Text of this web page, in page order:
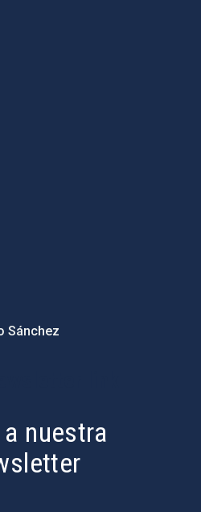
Sánchez
nuestra